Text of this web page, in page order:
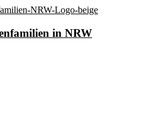
in NRW